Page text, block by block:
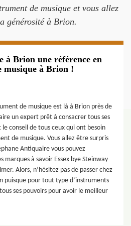
de musique et vous allez
générosité à Brion.
à Brion une référence en
musique à Brion !
de musique est là à Brion près de
un expert prêt à consacrer tous ses
conseil de tous ceux qui ont besoin
de musique. Vous allez être surpris
Antiquaire vous pouvez
marques à savoir Essex bye Steinway
Alors, n’hésitez pas de passer chez
puisque pour tout type d’instruments
ses pouvoirs pour avoir le meilleur